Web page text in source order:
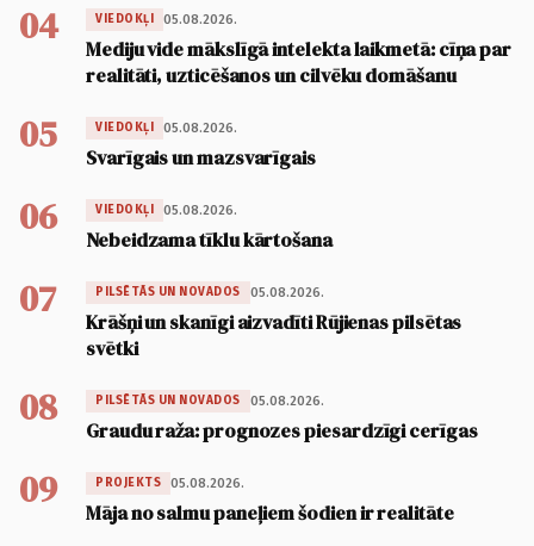
04 VIEDOKĻI 05.08.2026.
Mediju vide mākslīgā intelekta laikmetā: cīņa par
realitāti, uzticēšanos un cilvēku domāšanu
05 VIEDOKĻI 05.08.2026.
Svarīgais un mazsvarīgais
06 VIEDOKĻI 05.08.2026.
Nebeidzama tīklu kārtošana
07 PILSĒTĀS UN NOVADOS 05.08.2026.
Krāšņi un skanīgi aizvadīti Rūjienas pilsētas
svētki
08 PILSĒTĀS UN NOVADOS 05.08.2026.
Graudu raža: prognozes piesardzīgi cerīgas
09 PROJEKTS 05.08.2026.
Māja no salmu paneļiem šodien ir realitāte